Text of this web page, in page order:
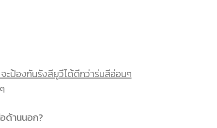
ะป้องกันรังสียูวีได้ดีกว่าร่มสีอ่อนๆ
ด้านนอก?